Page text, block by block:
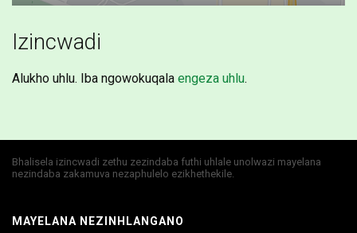
Izincwadi
Alukho uhlu. Iba ngowokuqala engeza uhlu.
Bhalisela izincwadi zethu zezindaba futhi uhlale unolwazi mayelana
nezindaba zakamuva nezaphulelo ezikhethekile.
MAYELANA NEZINHLANGANO